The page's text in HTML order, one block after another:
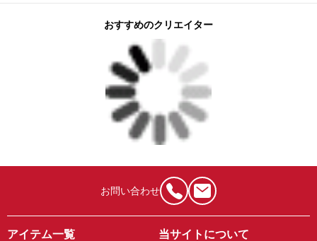
おすすめのクリエイター
お問い合わせ
アイテム一覧 当サイトについて